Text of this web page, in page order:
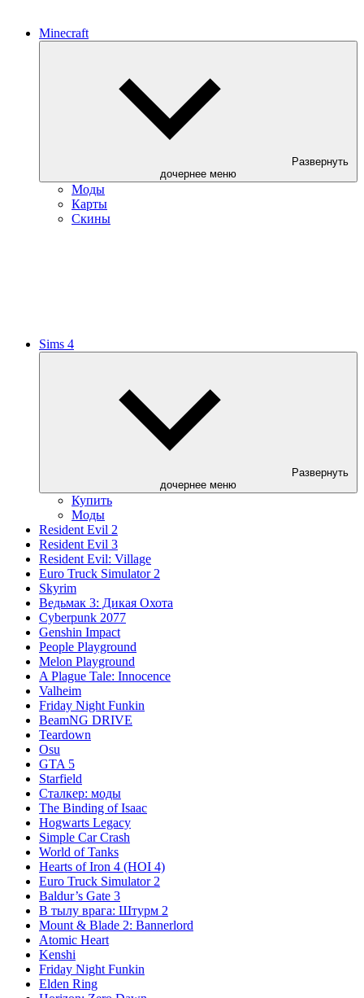
Minecraft
Развернуть
дочернее меню
Моды
Карты
Скины
Sims 4
Развернуть
дочернее меню
Купить
Моды
Resident Evil 2
Resident Evil 3
Resident Evil: Village
Euro Truck Simulator 2
Skyrim
Ведьмак 3: Дикая Охота
Cyberpunk 2077
Genshin Impact
People Playground
Melon Playground
A Plague Tale: Innocence
Valheim
Friday Night Funkin
BeamNG DRIVE
Teardown
Osu
GTA 5
Starfield
Сталкер: моды
The Binding of Isaac
Hogwarts Legacy
Simple Car Crash
World of Tanks
Hearts of Iron 4 (HOI 4)
Euro Truck Simulator 2
Baldur’s Gate 3
В тылу врага: Штурм 2
Mount & Blade 2: Bannerlord
Atomic Heart
Kenshi
Friday Night Funkin
Elden Ring